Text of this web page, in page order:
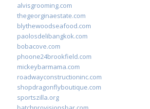
alvisgrooming.com
thegeorginaestate.com
blythewoodseafood.com
paolosdelibangkok.com
bobacove.com
phoone24brookfield.com
mickeybarmama.com
roadwayconstructioninc.com
shopdragonflyboutique.com
sportszilla.org